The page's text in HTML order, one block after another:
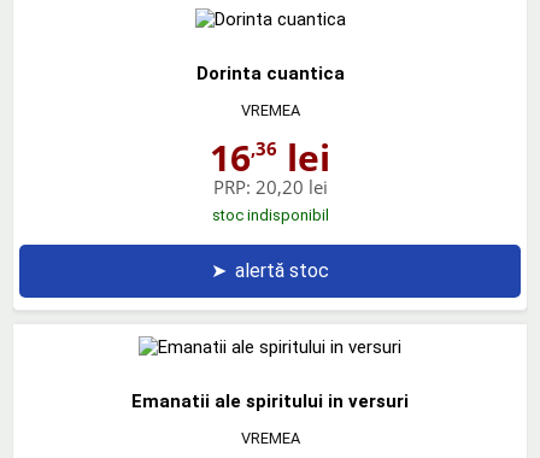
Dorinta cuantica
VREMEA
16,36 lei
PRP: 20,20 lei
stoc indisponibil
➤ alertă stoc
Emanatii ale spiritului in versuri
VREMEA